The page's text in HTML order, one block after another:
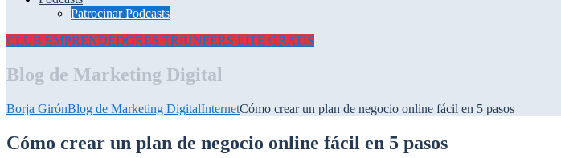
Patrocinar Podcasts
CLUB EMPRENDEDORES TRIUNFERS LITE GRATIS
Blog de Marketing Digital
Borja GirónBlog de Marketing DigitalInternetCómo crear un plan de negocio online fácil en 5 pasos
Cómo crear un plan de negocio online fácil en 5 pasos